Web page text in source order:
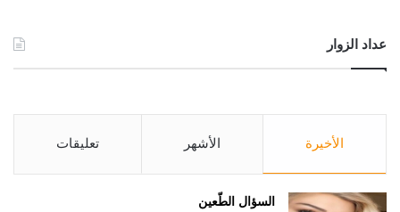
عداد الزوار
الأخيرة الأشهر تعليقات
السؤال الطّعين